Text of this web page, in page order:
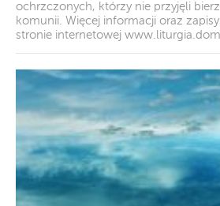
ochrzczonych, którzy nie przyjęli
komunii. Więcej informacji oraz
stronie internetowej